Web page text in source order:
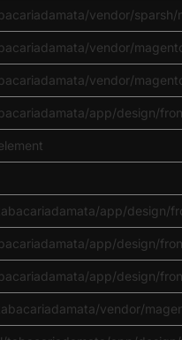
vendor/
vendor/
vendor/
app/design/
app/
app/design/
app/design/
vendor/